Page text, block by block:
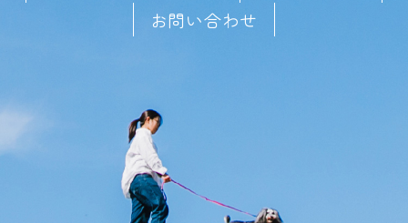
お問い合わせ